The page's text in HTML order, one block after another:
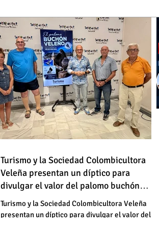
Destapan una "falsedad" de
Torrox sí se paga tasa de basura"
Destapan una "falsedad" de
Óscar Medina y José Pino: "En
Torrox sí se paga tasa de basura"
Turismo y la Sociedad Colombicultora
Veleña presentan un díptico para
divulgar el valor del palomo buchón
veleño
Turismo y la Sociedad Colombicultora Veleña
presentan un díptico para divulgar el valor del